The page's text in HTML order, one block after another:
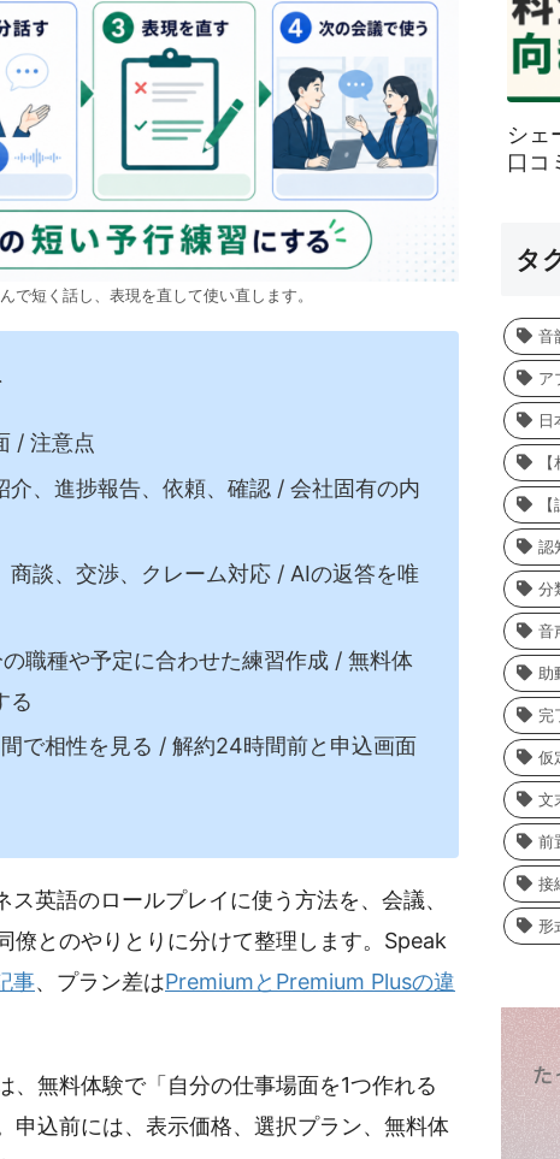
で短く話し、表現を直して使い直します。
/ 注意点
介、進捗報告、依頼、確認 / 会社固有の内
商談、交渉、クレーム対応 / AIの返答を唯
の職種や予定に合わせた練習作成 / 無料体
る
で相性を見る / 解約24時間前と申込画面
英語のロールプレイに使う方法を、会議、
僚とのやりとりに分けて整理します。Speak
事、プラン差はPremiumとPremium Plusの違
、無料体験で「自分の仕事場面を1つ作れる
申込前には、表示価格、選択プラン、無料体
シェ
口コ
タ
音
ア
日
認
分
音
助
完
仮
文
前
接
形